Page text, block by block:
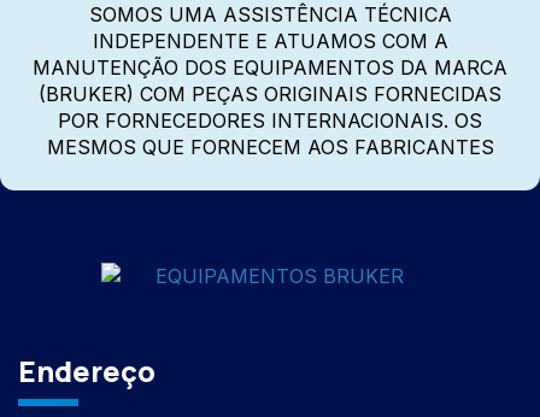
SOMOS UMA ASSISTÊNCIA TÉCNICA
INDEPENDENTE E ATUAMOS COM A
MANUTENÇÃO DOS EQUIPAMENTOS DA MARCA
(BRUKER) COM PEÇAS ORIGINAIS FORNECIDAS
POR FORNECEDORES INTERNACIONAIS. OS
MESMOS QUE FORNECEM AOS FABRICANTES
Endereço